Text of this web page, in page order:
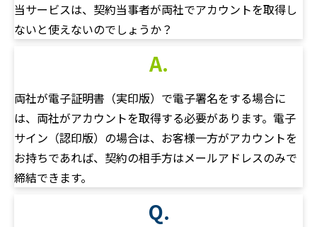
当サービスは、契約当事者が両社でアカウントを取得し
ないと使えないのでしょうか？
A.
両社が電子証明書（実印版）で電子署名をする場合に
は、両社がアカウントを取得する必要があります。電子
サイン（認印版）の場合は、お客様一方がアカウントを
お持ちであれば、契約の相手方はメールアドレスのみで
締結できます。
Q.